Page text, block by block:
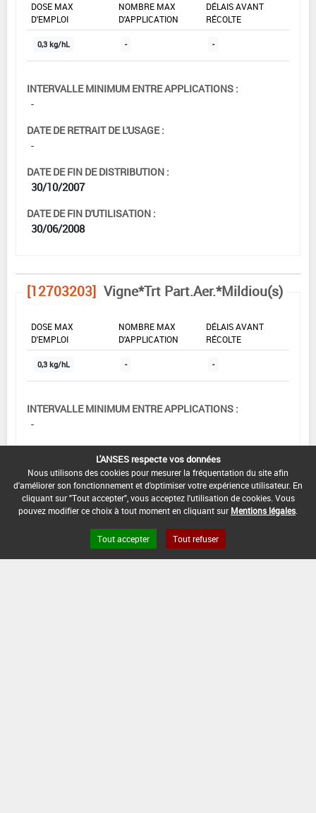
DOSE MAX
D'EMPLOI
NOMBRE MAX
D'APPLICATION
DÉLAIS AVANT
RÉCOLTE
0,3 kg/hL - -
INTERVALLE MINIMUM ENTRE APPLICATIONS :
-
DATE DE RETRAIT DE L'USAGE :
-
DATE DE FIN DE DISTRIBUTION :
30/10/2007
DATE DE FIN D'UTILISATION :
30/06/2008
[12703203] Vigne*Trt Part.Aer.*Mildiou(s)
DOSE MAX
D'EMPLOI
NOMBRE MAX
D'APPLICATION
DÉLAIS AVANT
RÉCOLTE
0,3 kg/hL - -
INTERVALLE MINIMUM ENTRE APPLICATIONS :
-
DATE DE RETRAIT DE L'USAGE :
DATE DE FIN DE DISTRIBUTION :
30/10/2007
DATE DE FIN D'UTILISATION :
L'ANSES respecte vos données
Nous utilisons des cookies pour mesurer la fréquentation du site afin
d'améliorer son fonctionnement et d'optimiser votre expérience utilisateur. En
cliquant sur "Tout accepter", vous acceptez l'utilisation de cookies. Vous
pouvez modifier ce choix à tout moment en cliquant sur Mentions légales
Tout accepter Tout refuser